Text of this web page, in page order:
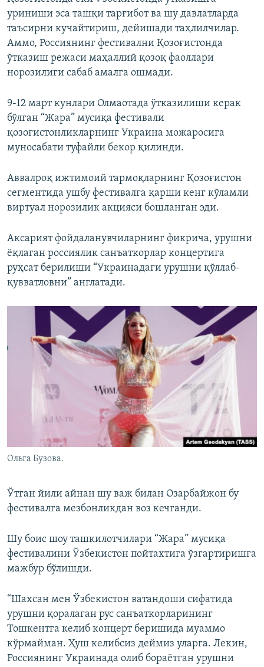
уриниши эса ташқи тарғибот ва шу давлатларда
таъсирни кучайтириш, дейишади таҳлилчилар.
Аммо, Россиянинг фестивални Қозоғистонда
ўтказиш режаси маҳаллий қозоқ фаоллари
норозилиги сабаб амалга ошмади.
9-12 март кунлари Олмаотада ўтказилиши керак
бўлган “Жара” мусиқа фестивали
қозоғистонликларнинг Украина можаросига
муносабати туфайли бекор қилинди.
Аввалроқ ижтимоий тармоқларнинг Қозоғистон
сегментида ушбу фестивалга қарши кенг кўламли
виртуал норозилик акцияси бошланган эди.
Аксарият фойдаланувчиларнинг фикрича, урушни
ёқлаган россиялик санъаткорлар концертига
руҳсат берилиши “Украинадаги урушни қўллаб-
қувватловни” англатади.
Ольга Бузова.
Ўтган йили айнан шу важ билан Озарбайжон бу
фестивалга мезбонликдан воз кечганди.
Шу боис шоу ташкилотчилари “Жара” мусиқа
фестивалини Ўзбекистон пойтахтига ўзгартиришга
мажбур бўлишди.
“Шахсан мен Ўзбекистон ватандоши сифатида
урушни қоралаган рус санъаткорларининг
Тошкентга келиб концерт беришида муаммо
кўрмайман. Ҳуш келибсиз деймиз уларга. Лекин,
Россиянинг Украинада олиб бораётган урушни